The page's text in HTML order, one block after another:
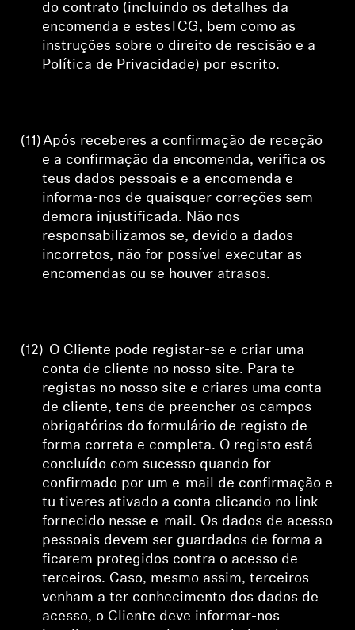
do contrato (incluindo os detalhes da
encomenda e estesTCG, bem como as
instruções sobre o direito de rescisão e a
Política de Privacidade) por escrito.
(11)Após receberes a confirmação de receção
e a confirmação da encomenda, verifica os
teus dados pessoais e a encomenda e
informa-nos de quaisquer correções sem
demora injustificada. Não nos
responsabilizamos se, devido a dados
incorretos, não for possível executar as
encomendas ou se houver atrasos.
(12) O Cliente pode registar-se e criar uma
conta de cliente no nosso site. Para te
registas no nosso site e criares uma conta
de cliente, tens de preencher os campos
obrigatórios do formulário de registo de
forma correta e completa. O registo está
concluído com sucesso quando for
confirmado por um e-mail de confirmação e
tu tiveres ativado a conta clicando no link
fornecido nesse e-mail. Os dados de acesso
pessoais devem ser guardados de forma a
ficarem protegidos contra o acesso de
terceiros. Caso, mesmo assim, terceiros
venham a ter conhecimento dos dados de
acesso, o Cliente deve informar-nos